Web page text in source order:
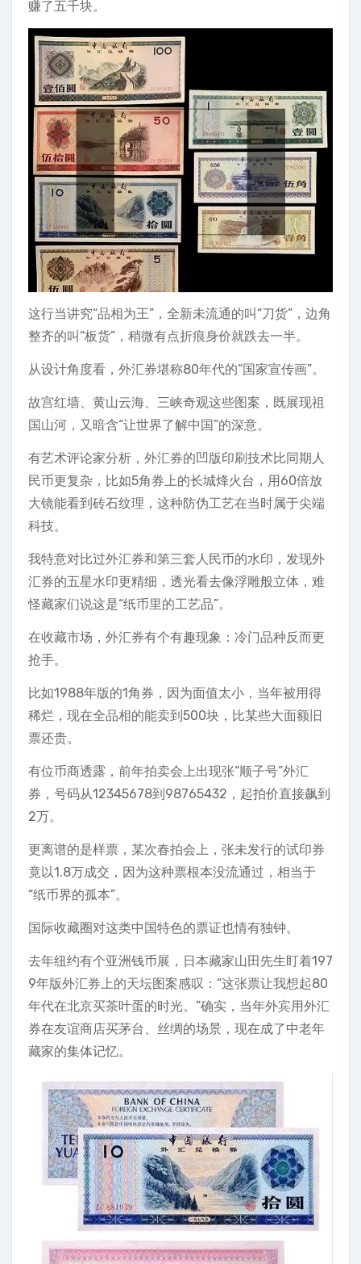
赚了五千块。
这行当讲究“品相为王”，全新未流通的叫“刀货”，边角
整齐的叫“板货”，稍微有点折痕身价就跌去一半。
从设计角度看，外汇券堪称80年代的“国家宣传画”。
故宫红墙、黄山云海、三峡奇观这些图案，既展现祖
国山河，又暗含“让世界了解中国”的深意。
有艺术评论家分析，外汇券的凹版印刷技术比同期人
民币更复杂，比如5角券上的长城烽火台，用60倍放
大镜能看到砖石纹理，这种防伪工艺在当时属于尖端
科技。
我特意对比过外汇券和第三套人民币的水印，发现外
汇券的五星水印更精细，透光看去像浮雕般立体，难
怪藏家们说这是“纸币里的工艺品”。
在收藏市场，外汇券有个有趣现象：冷门品种反而更
抢手。
比如1988年版的1角券，因为面值太小，当年被用得
稀烂，现在全品相的能卖到500块，比某些大面额旧
票还贵。
有位币商透露，前年拍卖会上出现张“顺子号”外汇
券，号码从12345678到98765432，起拍价直接飙到
2万。
更离谱的是样票，某次春拍会上，张未发行的试印券
竟以1.8万成交，因为这种票根本没流通过，相当于
“纸币界的孤本”。
国际收藏圈对这类中国特色的票证也情有独钟。
去年纽约有个亚洲钱币展，日本藏家山田先生盯着197
9年版外汇券上的天坛图案感叹：“这张票让我想起80
年代在北京买茶叶蛋的时光。”确实，当年外宾用外汇
券在友谊商店买茅台、丝绸的场景，现在成了中老年
藏家的集体记忆。